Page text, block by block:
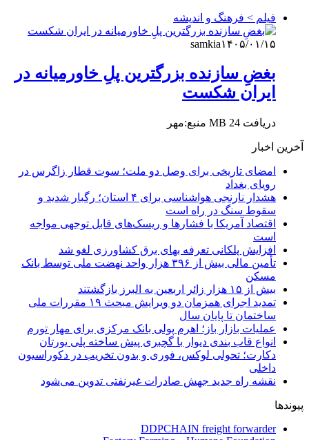
فیلم > فرهنگ و اندیشه
samkia۱۴۰۵/۰۱/۱۵
بغضِ سازنده‌ بزرگترین پلِ خاورمیانه در
ایران شکست
دریافت 24 MB منبع:مهر
آخرین اخبار
امضای تاریخی برای وصل دو ملت؛ سوت قطار زاگرس در
رویای بغداد
هشدار نارنجی هواشناسی برای ۴ استان؛ رگبار شدید و
سقوط سنگ در راه است
اقتصاد آمریکا با فشارها و ریسک‌های قابل توجهی مواجه
است
افزایش پلکانی تعرفه بهای برق کشاورزی لغو شد
تأمین مالی بیش از ۳۹۶ هزار واحد نهضت ملی توسط بانک
مسکن
بیش از ۱۵ هزار زائر اربعین به البرز بازگشتند
تمدید اجرای همزمان دو ویرایش مبحث ۱۹ مقررات ملی
ساختمان تا پایان سال
عملیات بازار باز؛ اهرم پولی بانک مرکزی برای مهار تورم
انواع قاب بندی دیوار با گچبری پیش ساخته پلی یورتان
دکارت؛ تحولی لوکس، فوری و بدون تخریب در دکوراسیون
داخلی
نقشه راه جدید جهش صادرات غیرنفتی تدوین می‌شود
پیوندها
DDPCHAIN freight forwarder